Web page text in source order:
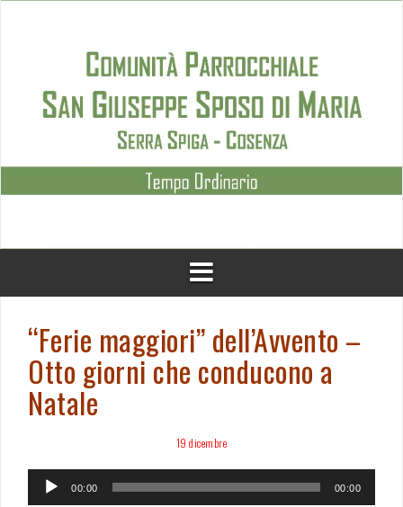
“Ferie maggiori” dell’Avvento –
Otto giorni che conducono a
Natale
19 dicembre
Player
00:00 00:00